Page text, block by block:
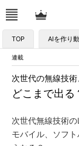
TOP AIを作り
連載
どこまで出る
次世代の無線技術
次世代無線技術
モバイル、ソフ